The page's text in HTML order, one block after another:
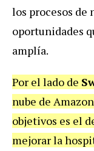
los procesos de
oportunidades
amplía.
Por el lado de
nube de
objetivos es el
mejorar la